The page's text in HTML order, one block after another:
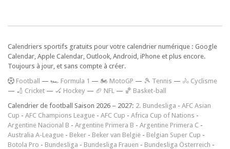
Calendriers sportifs gratuits pour votre calendrier numérique : Google
Calendar, Apple Calendar, Outlook, Android, iPhone et plus encore.
Toujours à jour, et sans compte à créer.
Football — 🏎️ Formula 1 — 🏍 MotoGP — 🎾 Tennis — 🚴 Cyclisme
— 🏏 Cricket — 🏑 Hockey — 🏈 NFL — 🏀 Basket-ball
Calendrier de football Saison 2026 – 2027: 2. Bundesliga - AFC Asian
Cup - AFC Champions League - AFC Cup - Africa Cup of Nations -
Argentine Nacional B - Argentine Primera B - Argentine Primera C -
Australia A-League - Beker - Beker van België - Belgian Super Cup -
Botola Pro - Bundesliga - Bundesliga Frauen - Bundesliga Österreich -